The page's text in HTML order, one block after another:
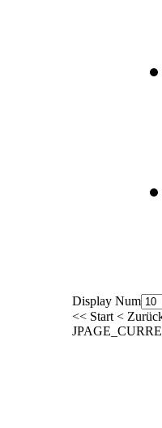
Display Num
<< Start <